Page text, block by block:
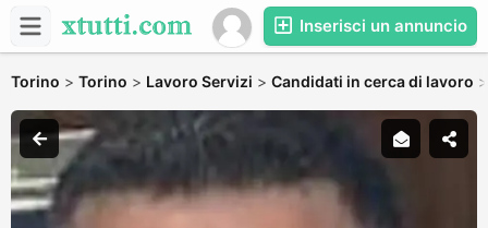
Inserisci un annuncio
Torino > Torino > Lavoro Servizi > Candidati in cerca di lavoro